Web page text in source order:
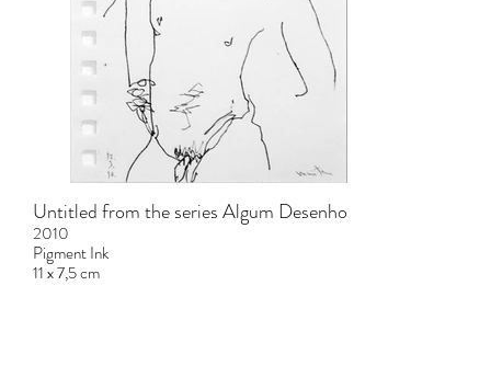
Untitled from the series Algum Desenho
2010
Pigment Ink
11 x 7,5 cm